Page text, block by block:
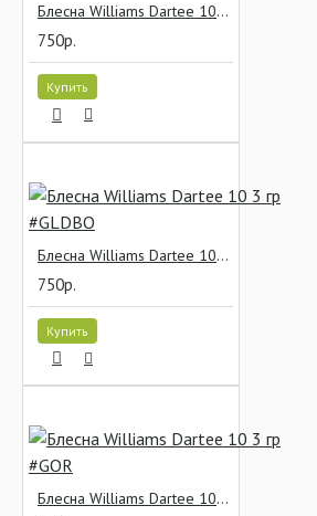
Блесна Williams Dartee 10 3 гр #EB
750р.
Купить
Блесна Williams Dartee 10 3 гр #GLDBO
750р.
Купить
Блесна Williams Dartee 10 3 гр #GOR